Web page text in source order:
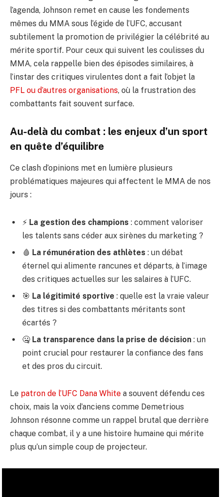
l’agenda, Johnson remet en cause les fondements
mêmes du MMA sous l’égide de l’UFC, accusant
subtilement la promotion de privilégier la célébrité au
mérite sportif. Pour ceux qui suivent les coulisses du
MMA, cela rappelle bien des épisodes similaires, à
l’instar des critiques virulentes dont a fait l’objet la
PFL ou d’autres organisations, où la frustration des
combattants fait souvent surface.
Au-delà du combat : les enjeux d’un sport
en quête d’équilibre
Ce clash d’opinions met en lumière plusieurs
problématiques majeures qui affectent le MMA de nos
jours :
⚡ La gestion des champions : comment valoriser
les talents sans céder aux sirènes du marketing ?
🩸 La rémunération des athlètes : un débat
éternel qui alimente rancunes et départs, à l’image
des critiques actuelles sur les salaires à l’UFC.
🎯 La légitimité sportive : quelle est la vraie valeur
des titres si des combattants méritants sont
écartés ?
🤐 La transparence dans la prise de décision : un
point crucial pour restaurer la confiance des fans
et des pros du circuit.
Le patron de l’UFC Dana White a souvent défendu ces
choix, mais la voix d’anciens comme Demetrious
Johnson résonne comme un rappel brutal que derrière
chaque combat, il y a une histoire humaine qui mérite
plus qu’un simple coup de projecteur.